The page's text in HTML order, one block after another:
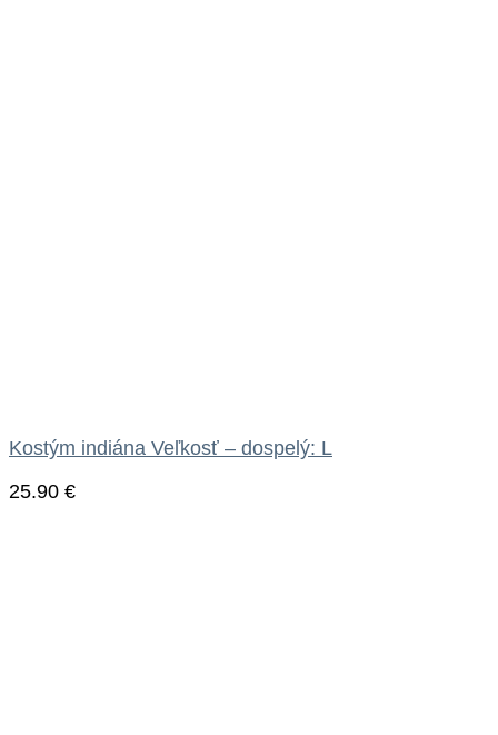
Kostým indiána Veľkosť – dospelý: L
25.90 €